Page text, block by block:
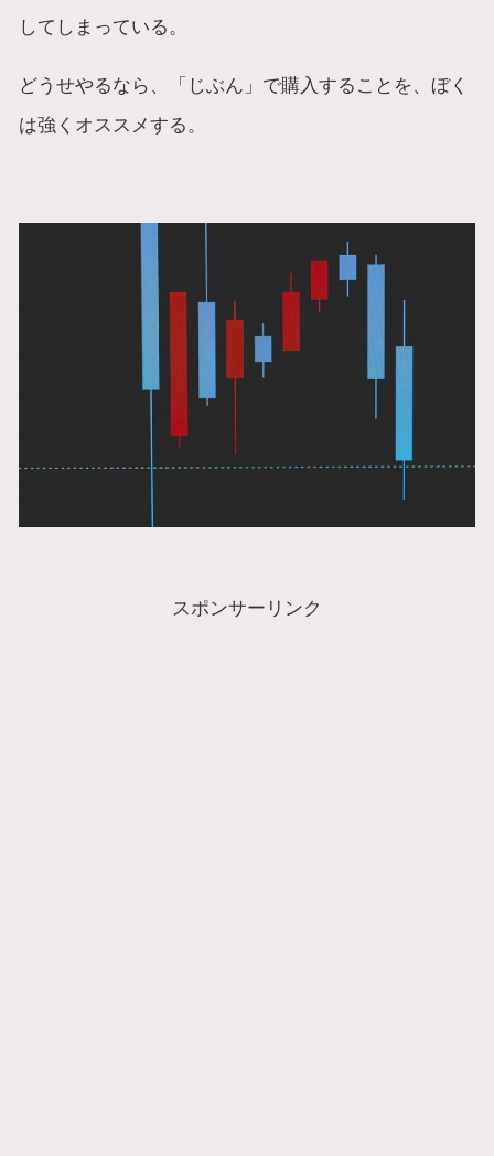
してしまっている。
どうせやるなら、「じぶん」で購入することを、ぼく
は強くオススメする。
スポンサーリンク